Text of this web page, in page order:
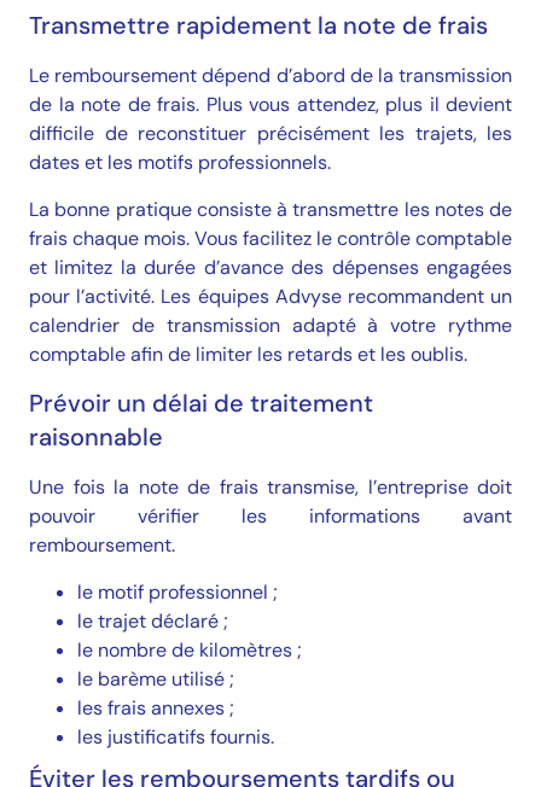
Transmettre rapidement la note de frais
Le remboursement dépend d’abord de la transmission
de la note de frais. Plus vous attendez, plus il devient
difficile de reconstituer précisément les trajets, les
dates et les motifs professionnels.
La bonne pratique consiste à transmettre les notes de
frais chaque mois. Vous facilitez le contrôle comptable
et limitez la durée d’avance des dépenses engagées
pour l’activité. Les équipes Advyse recommandent un
calendrier de transmission adapté à votre rythme
comptable afin de limiter les retards et les oublis.
Prévoir un délai de traitement
raisonnable
Une fois la note de frais transmise, l’entreprise doit
pouvoir vérifier les informations avant
remboursement.
le motif professionnel ;
le trajet déclaré ;
le nombre de kilomètres ;
le barème utilisé ;
les frais annexes ;
les justificatifs fournis.
Éviter les remboursements tardifs ou